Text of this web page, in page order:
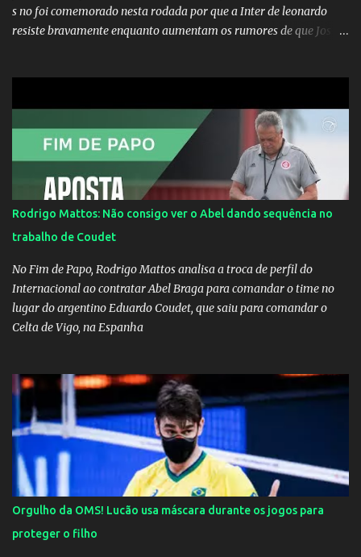
s no foi comemorado nesta rodada por que a Inter de leonardo
resiste bravamente enquanto aumentam os rumores de que Jos
Rodrigo Mattos: Não consigo ver o Abel dando sequência no
trabalho de Coudet
No Fim de Papo, Rodrigo Mattos analisa a troca de perfil do
Internacional ao contratar Abel Braga para comandar o time no
lugar do argentino Eduardo Coudet, que saiu para comandar o
Celta de Vigo, na Espanha
Orgulho da OMS! Lucão usa máscara durante os jogos para
proteger o filho